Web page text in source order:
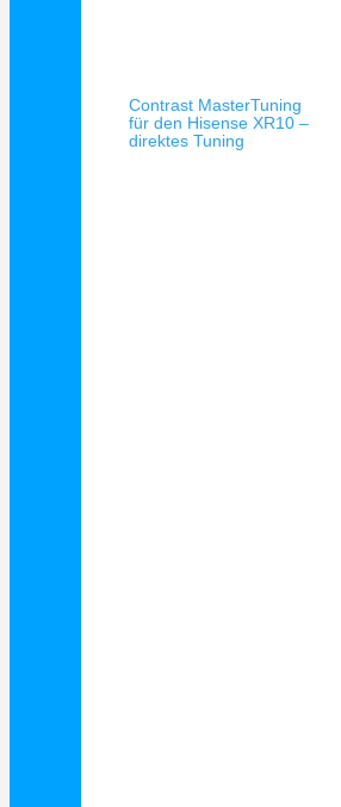
Contrast MasterTuning
für den Hisense XR10 –
direktes Tuning